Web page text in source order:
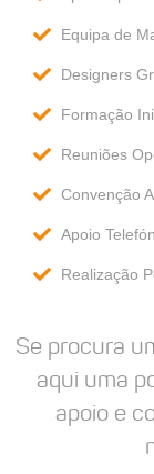
Equipa de
Designers
Formação
Reuniões
Convenção
Apoio
Realização
Se procura
aqui uma
apoio e